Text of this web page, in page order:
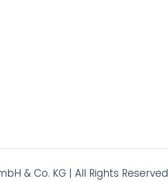
& Co. KG | All Rights Reserved